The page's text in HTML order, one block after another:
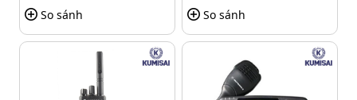
So sánh
So sánh